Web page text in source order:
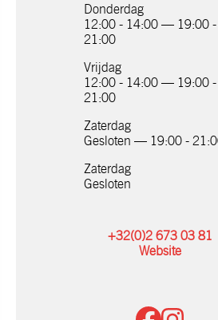
Donderdag
12:00 - 14:00 — 19:00 -
21:00
Vrijdag
12:00 - 14:00 — 19:00 -
21:00
Zaterdag
Gesloten — 19:00 -
Zaterdag
Gesloten
+32(0)2 673 03 81
Website